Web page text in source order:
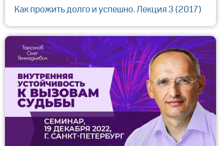
Как прожить долго и успешно. Лекция 3 (2017)